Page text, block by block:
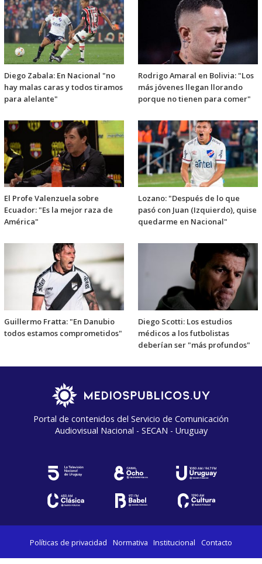
Diego Zabala: En Nacional "no
hay malas caras y todos tiramos
para alelante"
Rodrigo Amaral en Bolivia: "Los
más jóvenes llegan llorando
porque no tienen para comer"
El Profe Valenzuela sobre
Ecuador: "Es la mejor raza de
América"
Lozano: "Después de lo que
pasó con Juan (Izquierdo), quise
quedarme en Nacional"
Guillermo Fratta: "En Danubio
todos estamos comprometidos"
Diego Scotti: Los estudios
médicos a los futbolistas
deberían ser "más profundos"
Portal de contenidos del Servicio de Comunicación
Audiovisual Nacional - SECAN - Uruguay
Políticas de privacidad Normativa Institucional Contacto